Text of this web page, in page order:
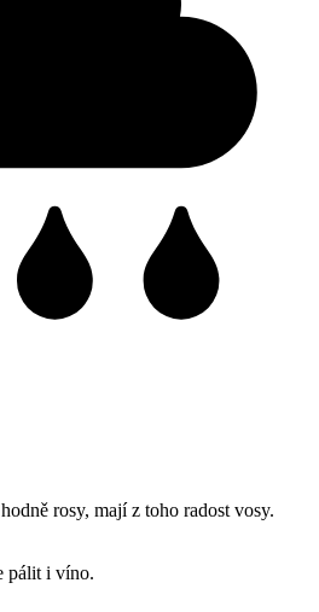
rosy, mají z toho radost vosy.
pálit i víno.